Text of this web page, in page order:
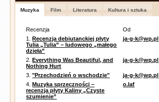
Muzyka Film Literatura Kultura i sztuka
Recenzja
Od
1.Recenzja debiutanckiej płyty
Tulia „Tulia” – ludowego „małego
dzieła”
ja-g-k@wp.pl
2.Everything Was Beautiful, and
Nothing Hurt
ja-g-k@wp.pl
3."Przechodzień o wschodzie"
ja-g-k@wp.pl
4.Muzyka sprzeczności –
recenzja płyty Kaliny „Czyste
szumienie”
o.laf